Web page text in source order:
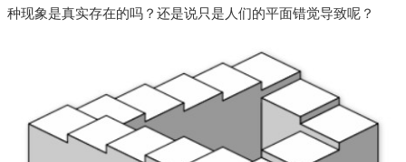
种现象是真实存在的吗？还是说只是人们的平面错觉导致呢？